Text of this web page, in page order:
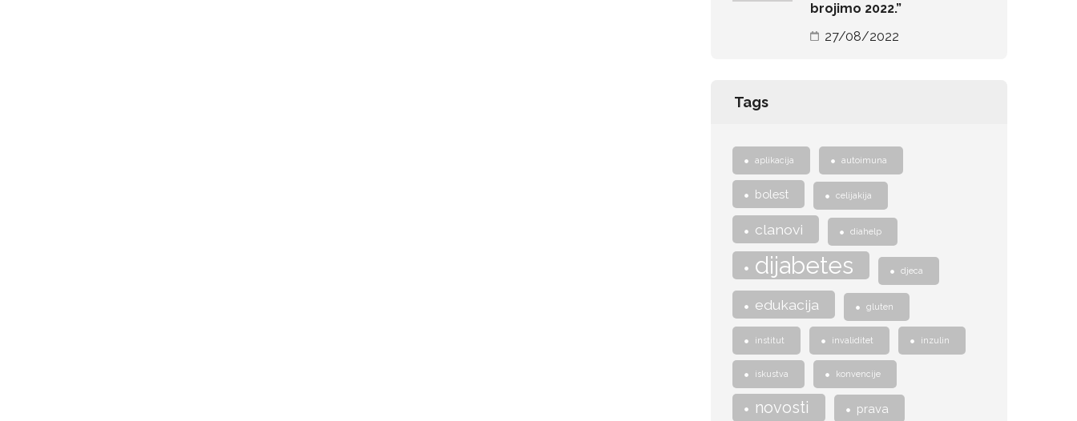
brojimo 2022.”
27/08/2022
Tags
aplikacija autoimuna
bolest celijakija
clanovi diahelp
dijabetes djeca
edukacija gluten
institut invaliditet inzulin
iskustva konvencije
novosti prava